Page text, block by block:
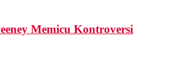
Memicu Kontroversi